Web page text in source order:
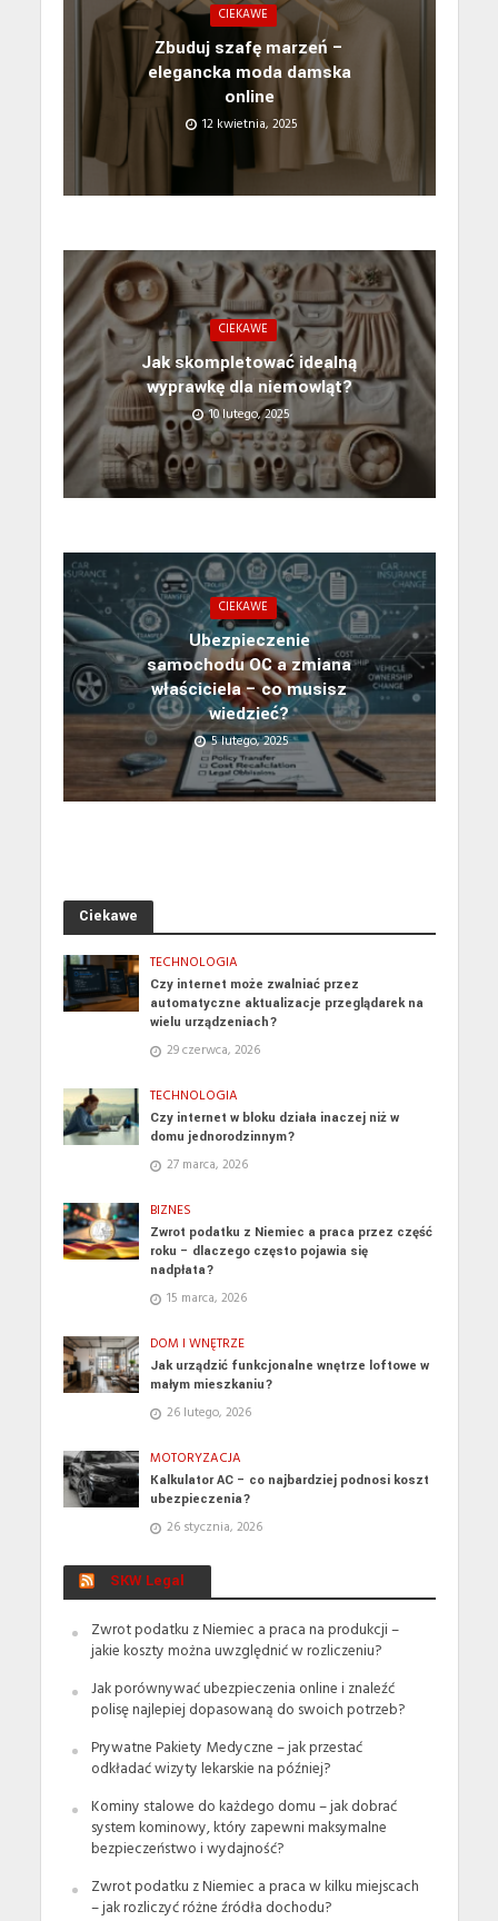
CIEKAWE
Zbuduj szafę marzeń –
elegancka moda damska
online
12 kwietnia, 2025
CIEKAWE
Jak skompletować idealną
wyprawkę dla niemowląt?
10 lutego, 2025
CIEKAWE
Ubezpieczenie
samochodu OC a zmiana
właściciela – co musisz
wiedzieć?
5 lutego, 2025
Ciekawe
TECHNOLOGIA
Czy internet może zwalniać przez
automatyczne aktualizacje przeglądarek na
wielu urządzeniach?
29 czerwca, 2026
TECHNOLOGIA
Czy internet w bloku działa inaczej niż w
domu jednorodzinnym?
27 marca, 2026
BIZNES
Zwrot podatku z Niemiec a praca przez część
roku – dlaczego często pojawia się
nadpłata?
15 marca, 2026
DOM I WNĘTRZE
Jak urządzić funkcjonalne wnętrze loftowe w
małym mieszkaniu?
26 lutego, 2026
MOTORYZACJA
Kalkulator AC – co najbardziej podnosi koszt
ubezpieczenia?
26 stycznia, 2026
SKW Legal
Zwrot podatku z Niemiec a praca na produkcji –
jakie koszty można uwzględnić w rozliczeniu?
Jak porównywać ubezpieczenia online i znaleźć
polisę najlepiej dopasowaną do swoich potrzeb?
Prywatne Pakiety Medyczne – jak przestać
odkładać wizyty lekarskie na później?
Kominy stalowe do każdego domu – jak dobrać
system kominowy, który zapewni maksymalne
bezpieczeństwo i wydajność?
Zwrot podatku z Niemiec a praca w kilku miejscach
– jak rozliczyć różne źródła dochodu?